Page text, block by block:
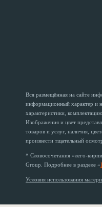
Вся размещённая на сайте
информационный характер и
характеристики,
Изображения и цвет
товаров и услуг, наличия,
произвести тщательный
* Словосочетания «лего-
Group. Подробнее в разделе «
Условия использования